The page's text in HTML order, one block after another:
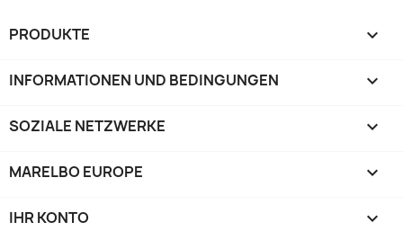
PRODUKTE 
INFORMATIONEN UND BEDINGUNGEN 
SOZIALE NETZWERKE 
MARELBO EUROPE 
IHR KONTO 